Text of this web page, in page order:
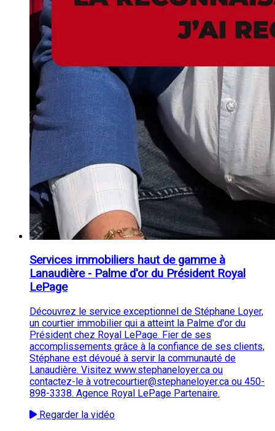
Services immobiliers haut de gamme à
Lanaudière - Palme d'or du Président Royal
LePage
Découvrez le service exceptionnel de Stéphane Loyer,
un courtier immobilier qui a atteint la Palme d'or du
Président chez Royal LePage. Fier de ses
accomplissements grâce à la confiance de ses clients,
Stéphane est dévoué à servir la communauté de
Lanaudière. Visitez www.stephaneloyer.ca ou
contactez-le à votrecourtier@stephaneloyer.ca ou 450-
898-3338. Agence Royal LePage Partenaire.
Regarder la vidéo